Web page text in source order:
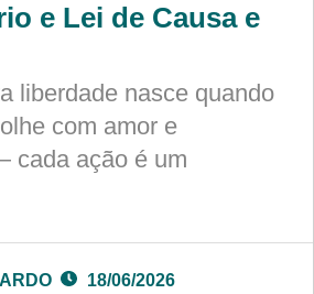
e Lei de Causa e
liberdade nasce quando
com amor e
cada ação é um
18/06/2026